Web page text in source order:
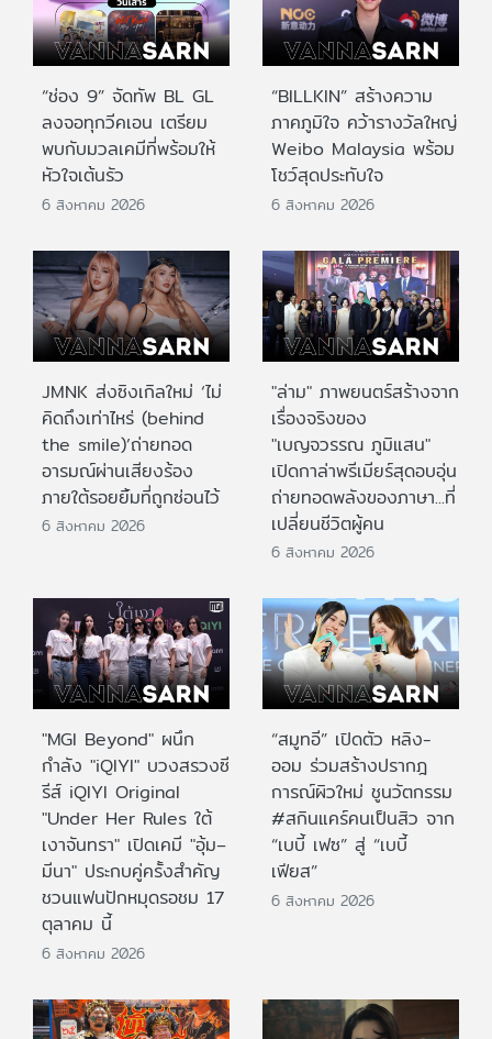
“ช่อง 9” จัดทัพ BL GL
ลงจอทุกวีคเอน เตรียม
พบกับมวลเคมีที่พร้อมให้
หัวใจเต้นรัว
6 สิงหาคม 2026
“BILLKIN” สร้างความ
ภาคภูมิใจ คว้ารางวัลใหญ่
Weibo Malaysia พร้อม
โชว์สุดประทับใจ
6 สิงหาคม 2026
JMNK ส่งซิงเกิลใหม่ ‘ไม่
คิดถึงเท่าไหร่ (behind
the smile)’ถ่ายทอด
อารมณ์ผ่านเสียงร้อง
ภายใต้รอยยิ้มที่ถูกซ่อนไว้
6 สิงหาคม 2026
"ล่าม" ภาพยนตร์สร้างจาก
เรื่องจริงของ
"เบญจวรรณ ภูมิแสน"
เปิดกาล่าพรีเมียร์สุดอบอุ่น
ถ่ายทอดพลังของภาษา...ที่
เปลี่ยนชีวิตผู้คน
6 สิงหาคม 2026
"MGI Beyond" ผนึก
กำลัง "iQIYI" บวงสรวงซี
รีส์ iQIYI Original
"Under Her Rules ใต้
เงาจันทรา" เปิดเคมี "อุ้ม–
มีนา" ประกบคู่ครั้งสำคัญ
ชวนแฟนปักหมุดรอชม 17
ตุลาคม นี้
6 สิงหาคม 2026
“สมูทอี” เปิดตัว หลิง-
ออม ร่วมสร้างปรากฎ
การณ์ผิวใหม่ ชูนวัตกรรม
#สกินแคร์คนเป็นสิว จาก
“เบบี้ เฟซ” สู่ “เบบี้
เฟียส”
6 สิงหาคม 2026